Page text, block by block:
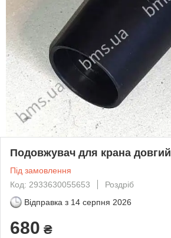
Подовжувач для крана довгий
Під замовлення
Код: 2933630055653
Роздріб
Відправка з 14 серпня 2026
680 ₴